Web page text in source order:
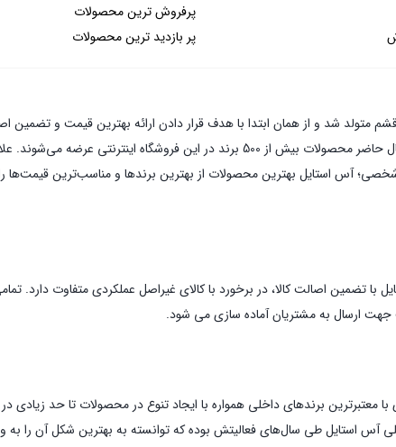
پرفروش ترین محصولات
پر بازدید ترین محصولات
آس استایل در سال های کاری خود موفق به همکاری با برندهای بسیاری شد و در حال
آس استایل بهترین محصولات از بهترین برندها و مناسب‌ترین قیمت‌ها
با تضمین اصالت کالا، در برخورد با کالای غیراصل عملکردی متفاوت دارد.
جهت ارسال به مشتریان آماده سازی می شود.
معتبرترین برندهای داخلی همواره با ایجاد تنوع در محصولات تا حد
آس استایل طی سال‌های فعالیتش بوده که توانسته به بهترین شکل آن را به